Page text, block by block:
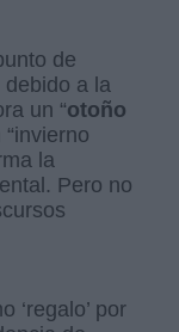
de
debido a la
un “otoño
la
Pero no
‘regalo’ por